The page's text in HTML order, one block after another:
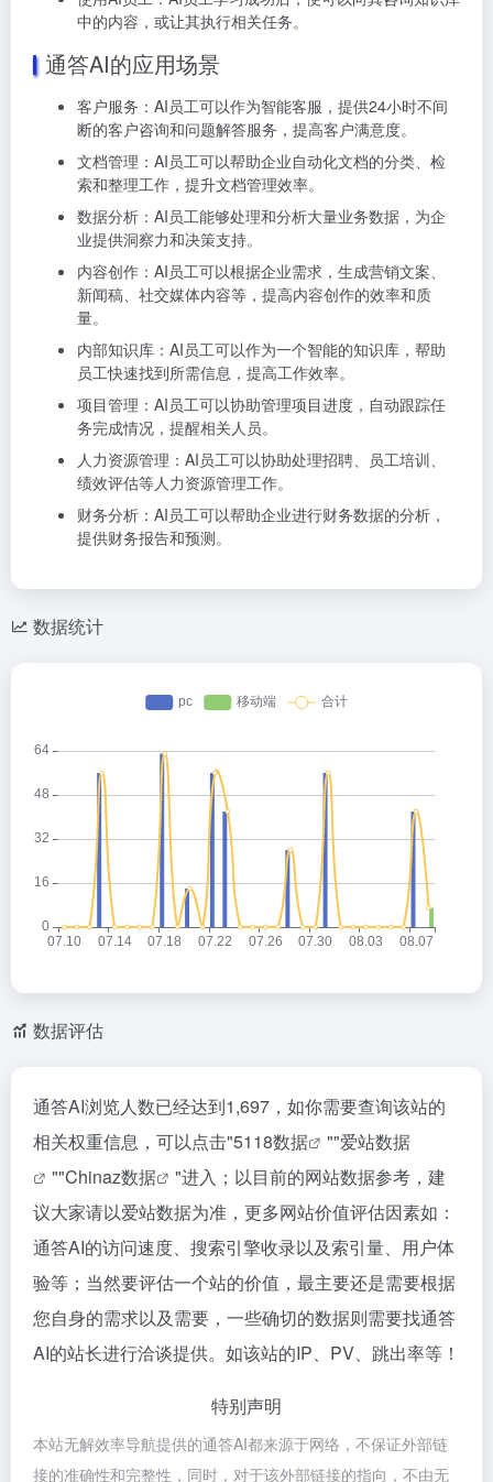
中的内容，或让其执行相关任务。
通答AI的应用场景
客户服务：AI员工可以作为智能客服，提供24小时不间
断的客户咨询和问题解答服务，提高客户满意度。
文档管理：AI员工可以帮助企业自动化文档的分类、检
索和整理工作，提升文档管理效率。
数据分析：AI员工能够处理和分析大量业务数据，为企
业提供洞察力和决策支持。
内容创作：AI员工可以根据企业需求，生成营销文案、
新闻稿、社交媒体内容等，提高内容创作的效率和质
量。
内部知识库：AI员工可以作为一个智能的知识库，帮助
员工快速找到所需信息，提高工作效率。
项目管理：AI员工可以协助管理项目进度，自动跟踪任
务完成情况，提醒相关人员。
人力资源管理：AI员工可以协助处理招聘、员工培训、
绩效评估等人力资源管理工作。
财务分析：AI员工可以帮助企业进行财务数据的分析，
提供财务报告和预测。
数据统计
数据评估
通答AI浏览人数已经达到1,697，如你需要查询该站的
相关权重信息，可以点击"5118数据 ""爱站数据
""Chinaz数据
"进入；以目前的网站数据参考，建
议大家请以爱站数据为准，更多网站价值评估因素如：
通答AI的访问速度、搜索引擎收录以及索引量、用户体
验等；当然要评估一个站的价值，最主要还是需要根据
您自身的需求以及需要，一些确切的数据则需要找通答
AI的站长进行洽谈提供。如该站的IP、PV、跳出率等！
特别声明
本站无解效率导航提供的通答AI都来源于网络，不保证外部链
接的准确性和完整性，同时，对于该外部链接的指向，不由无